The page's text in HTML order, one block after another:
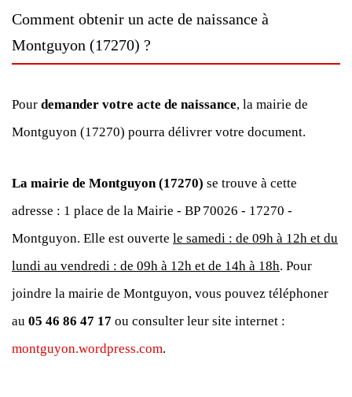
Comment obtenir un acte de naissance à
Montguyon (17270) ?
Pour demander votre acte de naissance, la mairie de
Montguyon (17270) pourra délivrer votre document.
La mairie de Montguyon (17270) se trouve à cette
adresse : 1 place de la Mairie - BP 70026 - 17270 -
Montguyon. Elle est ouverte le samedi : de 09h à 12h et du
lundi au vendredi : de 09h à 12h et de 14h à 18h. Pour
joindre la mairie de Montguyon, vous pouvez téléphoner
au 05 46 86 47 17 ou consulter leur site internet :
montguyon.wordpress.com.